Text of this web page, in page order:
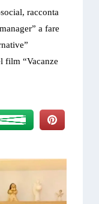
racconta
a fare
film “Vacanze